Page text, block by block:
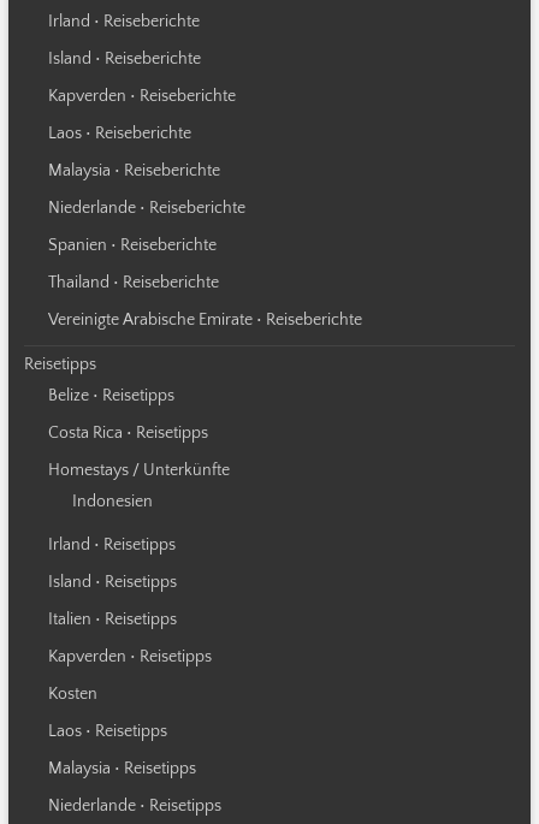
Irland • Reiseberichte
Island • Reiseberichte
Kapverden • Reiseberichte
Laos • Reiseberichte
Malaysia • Reiseberichte
Niederlande • Reiseberichte
Spanien • Reiseberichte
Thailand • Reiseberichte
Vereinigte Arabische Emirate • Reiseberichte
Reisetipps
Belize • Reisetipps
Costa Rica • Reisetipps
Homestays / Unterkünfte
Indonesien
Irland • Reisetipps
Island • Reisetipps
Italien • Reisetipps
Kapverden • Reisetipps
Kosten
Laos • Reisetipps
Malaysia • Reisetipps
Niederlande • Reisetipps